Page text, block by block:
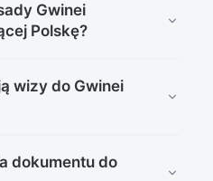
9:00–12:00, a we
12:00–15:00.
Gwinei
Polskę?
886 638 77.
wizy do Gwinei
120 euro.
dokumentu do